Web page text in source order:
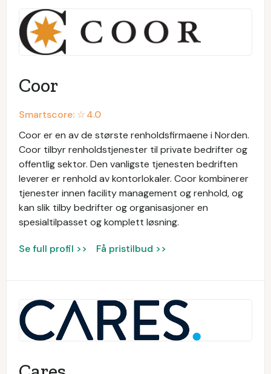
Coor
Smartscore: ☆4.0
Coor er en av de største renholdsfirmaene i Norden.
Coor tilbyr renholdstjenester til private bedrifter og
offentlig sektor. Den vanligste tjenesten bedriften
leverer er renhold av kontorlokaler. Coor kombinerer
tjenester innen facility management og renhold, og
kan slik tilby bedrifter og organisasjoner en
spesialtilpasset og komplett løsning.
Se full profil >> Få pristilbud >>